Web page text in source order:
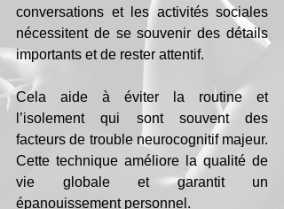
conversations et les activités sociales
nécessitent de se souvenir des détails
importants et de rester attentif.
Cela aide à éviter la routine et
l’isolement qui sont souvent des
facteurs de trouble neurocognitif majeur.
Cette technique améliore la qualité de
vie globale et garantit un
épanouissement personnel.